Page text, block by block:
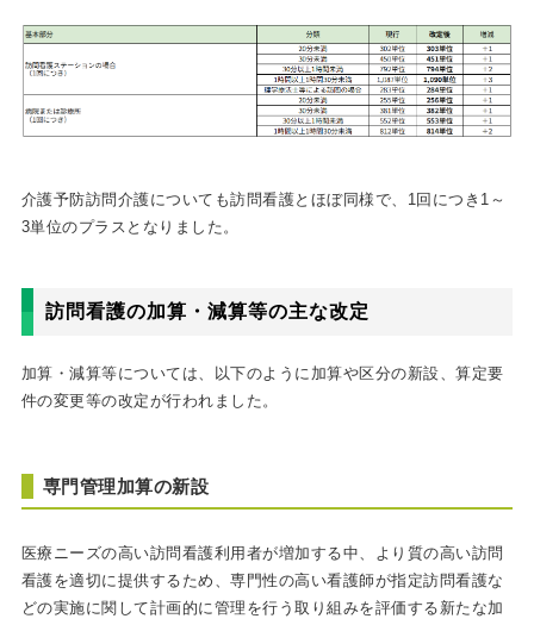
介護予防訪問介護についても訪問看護とほぼ同様で、 1回につき1～
3単位のプラスとなりました。
訪問看護の加算・減算等の主な改定
加算・減算等については、以下のように加算や区分の新設、算定要
件の変更等の改定が行われました。
専門管理加算の新設
医療ニーズの高い訪問看護利用者が増加する中、より質の高い訪問
看護を適切に提供するため、専門性の高い看護師が指定訪問看護な
どの実施に関して計画的に管理を行う取り組みを評価する新たな加